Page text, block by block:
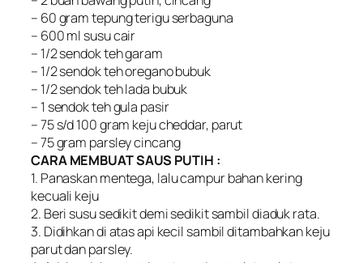
– 60 gram tepung terigu serbaguna
– 600 ml susu cair
– 1/2 sendok teh garam
– 1/2 sendok teh oregano bubuk
– 1/2 sendok teh lada bubuk
– 1 sendok teh gula pasir
– 75 s/d 100 gram keju cheddar, parut
– 75 gram parsley cincang
CARA MEMBUAT SAUS PUTIH :
1. Panaskan mentega, lalu campur bahan kering
kecuali keju
2. Beri susu sedikit demi sedikit sambil diaduk rata.
3. Didihkan di atas api kecil sambil ditambahkan keju
parut dan parsley.